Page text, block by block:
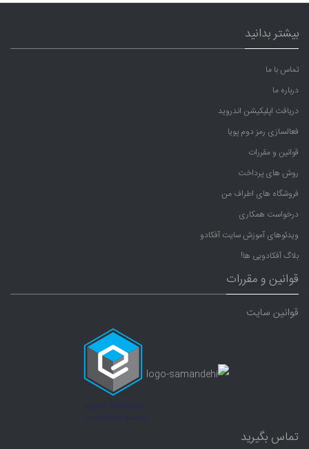
بیشتر بدانید
تماس با ما
درباره ما
دریافت اپلیکیشن اندروید
فعالسازی رمز دوم پویا
قوانین و مقررات
روش های پرداخت
فروشگاه های اطراف من
درخواست همکاری
ویدئوهای آموزش سایت آفکادو
بلاگ آفکادویی ها!
قوانین و مقررات
قوانین سایت
تماس بگیرید